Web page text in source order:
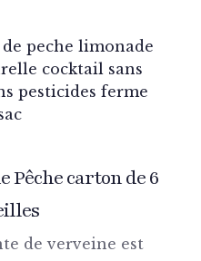
Pêche carton de 6
de verveine est